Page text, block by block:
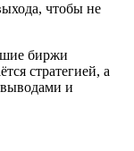
чтобы не
биржи
стратегией, а
выводами и